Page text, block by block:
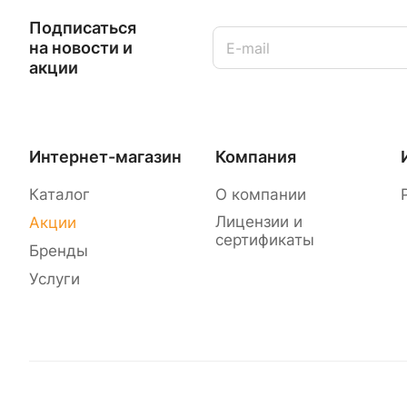
Подписаться
на новости и
акции
Интернет-магазин
Каталог
Акции
Бренды
Услуги
Компания
О компании
Лицензии и
сертификаты